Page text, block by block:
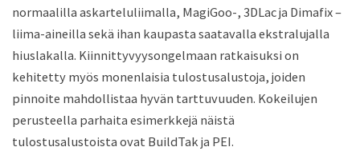
normaalilla askarteluliimalla, MagiGoo-, 3DLac ja Dimafix –
liima-aineilla sekä ihan kaupasta saatavalla ekstralujalla
hiuslakalla. Kiinnittyvyysongelmaan ratkaisuksi on
kehitetty myös monenlaisia tulostusalustoja, joiden
pinnoite mahdollistaa hyvän tarttuvuuden. Kokeilujen
perusteella parhaita esimerkkejä näistä
tulostusalustoista ovat BuildTak ja PEI.